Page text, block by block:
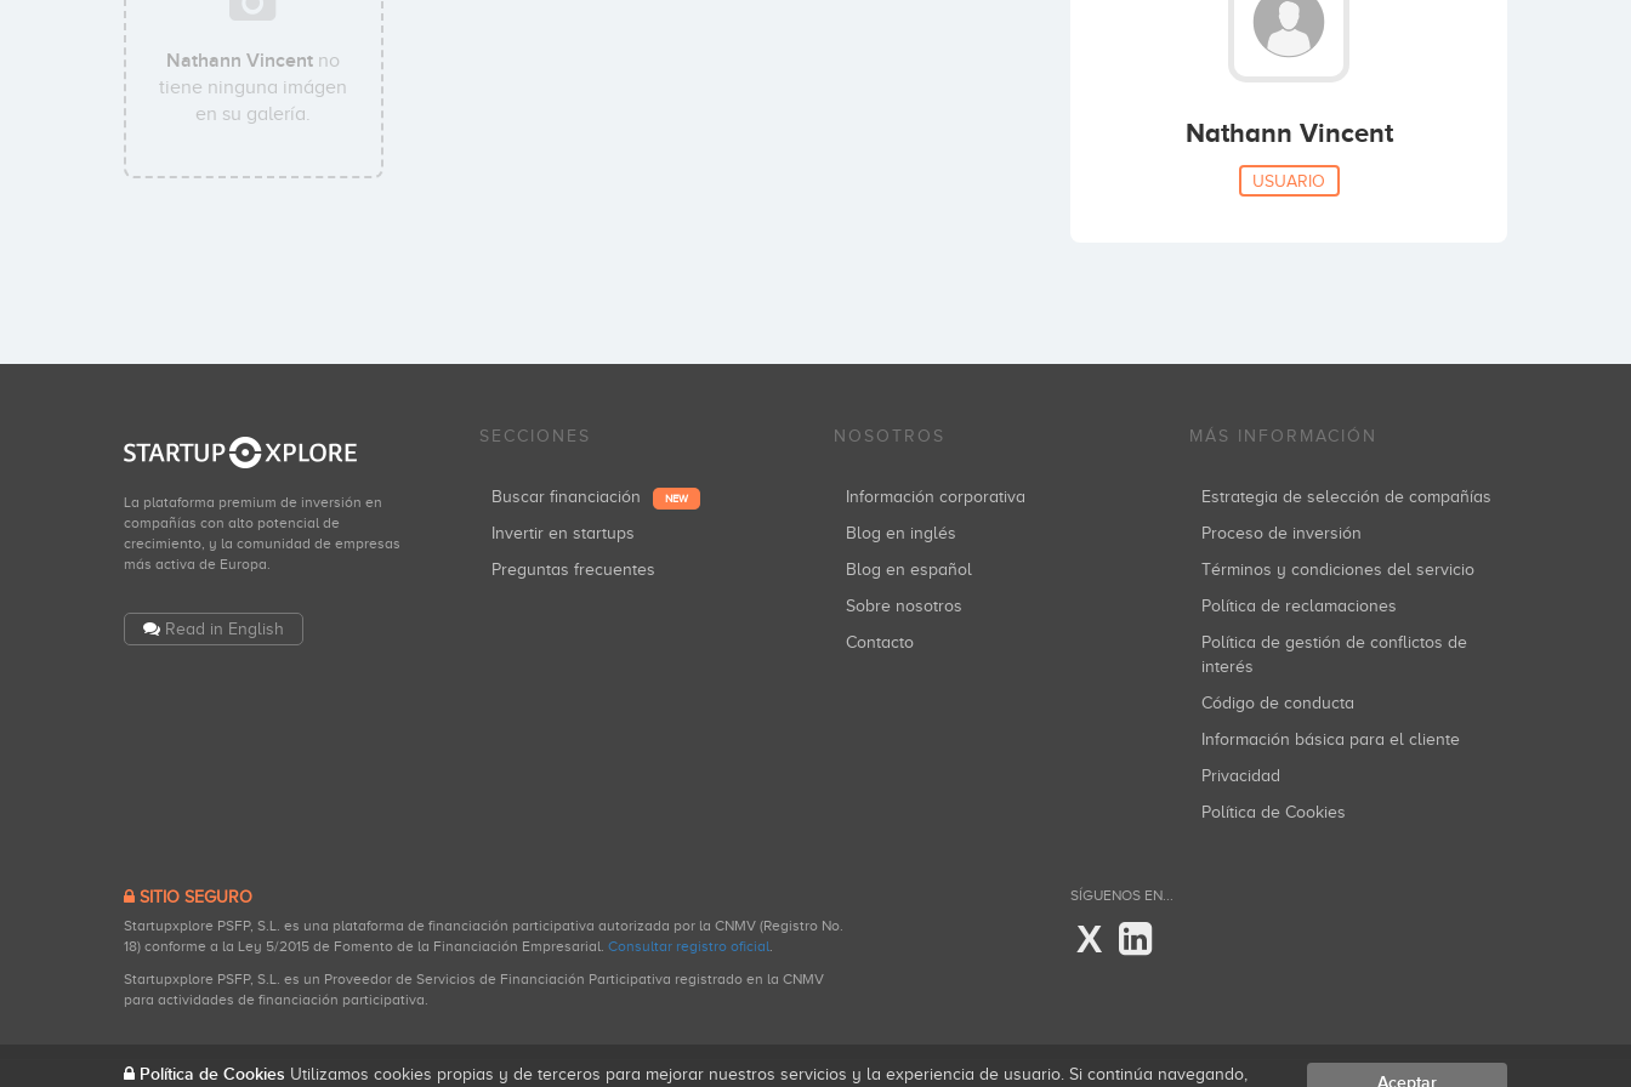
Nathann Vincent no
tiene ninguna imágen
en su galería.
Nathann Vincent
USUARIO
La plataforma premium de inversión en
compañías con alto potencial de
crecimiento, y la comunidad de empresas
más activa de Europa.
Read in English
SECCIONES
Buscar financiación NEW
Invertir en startups
Preguntas frecuentes
NOSOTROS
Información corporativa
Blog en inglés
Blog en español
Sobre nosotros
Contacto
MÁS INFORMACIÓN
Estrategia de selección de compañías
Proceso de inversión
Términos y condiciones del servicio
Política de reclamaciones
Política de gestión de conflictos de
interés
Código de conducta
Información básica para el cliente
Privacidad
Política de Cookies
SITIO SEGURO
Startupxplore PSFP, S.L. es una plataforma de financiación participativa autorizada por la CNMV (Registro No.
18) conforme a la Ley 5/2015 de Fomento de la Financiación Empresarial. Consultar registro oficial.
Startupxplore PSFP, S.L. es un Proveedor de Servicios de Financiación Participativa registrado en la CNMV
para actividades de financiación participativa.
SÍGUENOS EN...
X
Política de Cookies Utilizamos cookies propias y de terceros para mejorar nuestros servicios y la experiencia de usuario. Si continúa navegando, Aceptar